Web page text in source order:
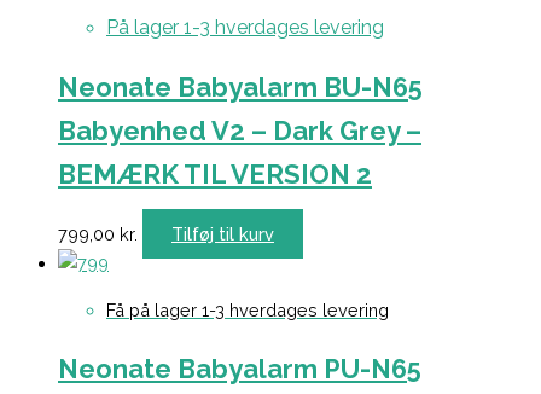
På lager 1-3 hverdages levering
Neonate Babyalarm BU-N65
Babyenhed V2 – Dark Grey –
BEMÆRK TIL VERSION 2
799,00 kr. Tilføj til kurv
Få på lager 1-3 hverdages levering
Neonate Babyalarm PU-N65